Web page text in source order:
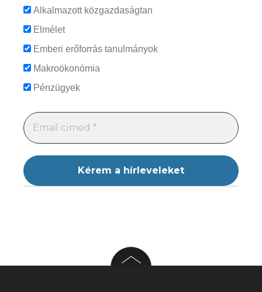
Alkalmazott közgazdaságtan
Elmélet
Emberi erőforrás tanulmányok
Makroökonómia
Pénzügyek